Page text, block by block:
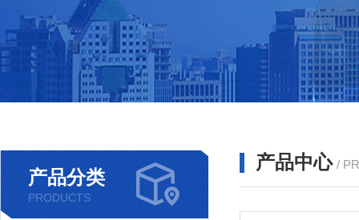
产品分类
PRODUCTS
产品中心 /